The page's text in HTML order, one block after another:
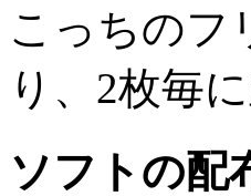
こっちのフ
り、2枚毎
ソフトの配